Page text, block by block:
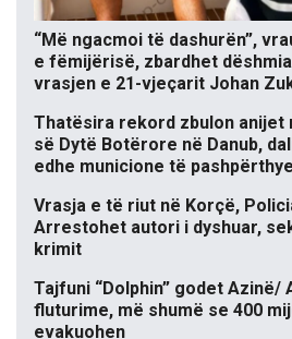
“Më ngacmoi të dashurën”,
e fëmijërisë, zbardhet
vrasjen e 21-vjeçarit Johan
Thatësira rekord zbulon anijet
së Dytë Botërore në Danub,
edhe municione të
Vrasja e të riut në Korçë,
Arrestohet autori i dyshuar,
krimit
Tajfuni “Dolphin” godet Azinë/
fluturime, më shumë se 400
evakuohen